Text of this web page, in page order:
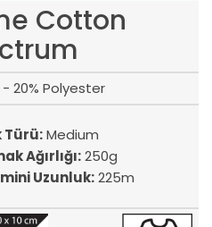
Cotton
20% Polyester
Türü:Medium
Ağırlığı:250g
Uzunluk:225m